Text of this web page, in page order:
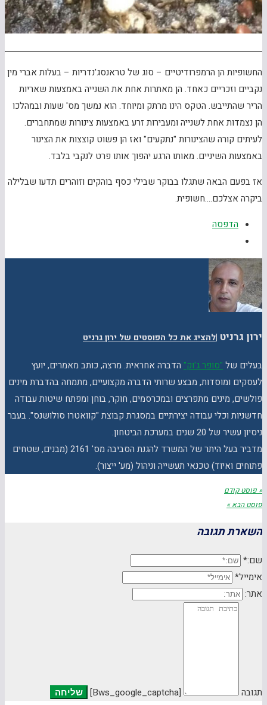
החשופיות הן הרמפרודיטיים – סוג של טראנסג'נדריות – בעלות אברי מין
נקביים וזכריים כאחד. הן מאתרות אחת את השנייה באמצעות שאריות
הריר שהתייבש. הטקס הינו מרתק ומיוחד. הוא נמשך מס' שעות ובמהלכו
הן נצמדות אחת לשנייה ומעבירות זרע באמצעות צינורות שמתחברים.
לעיתים קורה שהצינורות "נתקעים" ואז הן פשוט קוצצות את הצינור
באמצעות השיניים. מאותו הרגע יהפוך אותו פרט לנקבי בלבד.
אז בפעם הבאה שתגלו בבוקר שבילי כסף בוהקים וזוהרים תדעו שבלילה
ביקרה אצלכם….חשופית.
הדפסה
ירון גרניט |להציג את כל הפוסטים של ירון גרניט
בעלים של "סופר ג'וק" הדברה אחראית. מרצה, כותב מאמרים, יועץ
לעסקים ומוסדות, מבצע שרותי הדברה מקצועיים, מתמחה בהדברת מינים
פולשים, מינים מתפרצים ובמכרסמים, חוקר, בוחן ומפתח שיטות עבודה
חדשניות וכלי עבודה יצירתיים במסגרת קבוצת "קוואטרו סולושנס". בעבר
ניסיון עשיר של 20 שנים במערכת הביטחון.
מדביר בעל היתר של המשרד להגנת הסביבה מס' 2161 (מבנים, שטחים
פתוחים ואיוד) טכנאי תעשייה וניהול (מע' ייצור).
« פוסט קודם
פוסט הבא »
השארת תגובה
שם:*
אימייל*
אתר:
תגובה [bws_google_captcha]